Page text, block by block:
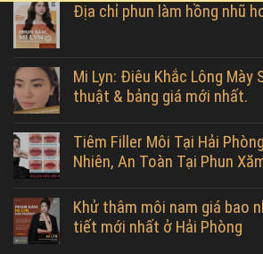
Địa chỉ phun làm hồng nhũ
Mi Lyn: Điêu Khắc Lông Mày
thuật & bảng giá mới nhất.
Tiêm Filler Môi Tại Hải
Nhiên, An Toàn Tại Phun
Khử thâm môi nam giá bao
tiết mới nhất ở Hải Phòng